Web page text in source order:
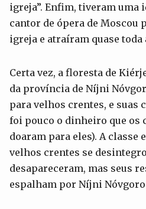
igreja”. Enfim, tiveram uma
cantor de ópera de Moscou
igreja e atraíram quase
Certa vez, a floresta de
da província de Níjni
para velhos crentes, e suas
foi pouco o dinheiro que os
doaram para eles). A classe
velhos crentes se
desapareceram, mas seus
espalham por Níjni